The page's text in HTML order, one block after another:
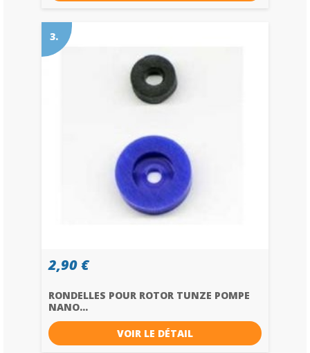
3.
2,90 €
RONDELLES POUR ROTOR TUNZE POMPE
NANO...
VOIR LE DÉTAIL